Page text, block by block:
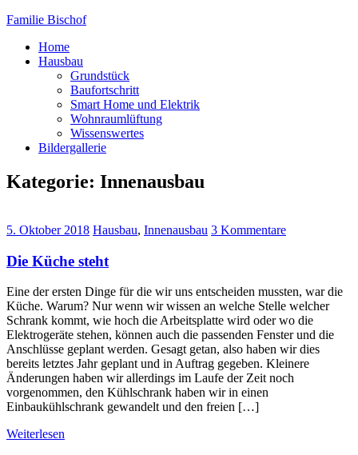
Familie Bischof
Home
Hausbau
Grundstück
Baufortschritt
Smart Home und Elektrik
Wohnraumlüftung
Wissenswertes
Bildergallerie
Kategorie: Innenausbau
5. Oktober 2018 Hausbau, Innenausbau 3 Kommentare
Die Küche steht
Eine der ersten Dinge für die wir uns entscheiden mussten, war die
Küche. Warum? Nur wenn wir wissen an welche Stelle welcher
Schrank kommt, wie hoch die Arbeitsplatte wird oder wo die
Elektrogeräte stehen, können auch die passenden Fenster und die
Anschlüsse geplant werden. Gesagt getan, also haben wir dies
bereits letztes Jahr geplant und in Auftrag gegeben. Kleinere
Änderungen haben wir allerdings im Laufe der Zeit noch
vorgenommen, den Kühlschrank haben wir in einen
Einbaukühlschrank gewandelt und den freien […]
Weiterlesen